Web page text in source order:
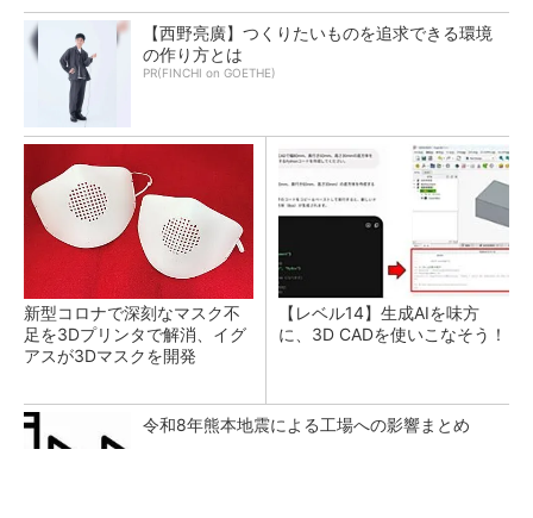
【西野亮廣】つくりたいものを追求できる環境
の作り方とは
PR(FINCHI on GOETHE)
新型コロナで深刻なマスク不
足を3Dプリンタで解消、イグ
アスが3Dマスクを開発
【レベル14】生成AIを味方
に、3D CADを使いこなそう！
令和8年熊本地震による工場への影響まとめ